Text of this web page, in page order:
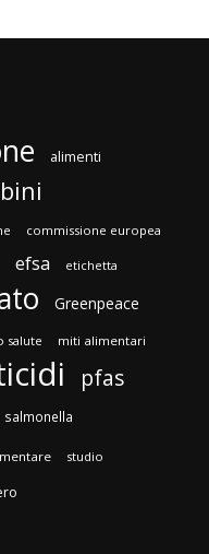
alimenti
commissione europea
efsa etichetta
Greenpeace
salute miti alimentari
pfas
salmonella
studio